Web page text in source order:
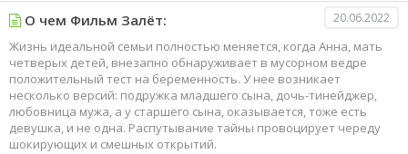
О чем Фильм Залёт: 20.06.2022
Жизнь идеальной семьи полностью меняется, когда Анна, мать
четверых детей, внезапно обнаруживает в мусорном ведре
положительный тест на беременность. У нее возникает
несколько версий: подружка младшего сына, дочь-тинейджер,
любовница мужа, а у старшего сына, оказывается, тоже есть
девушка, и не одна. Распутывание тайны провоцирует череду
шокирующих и смешных открытий.